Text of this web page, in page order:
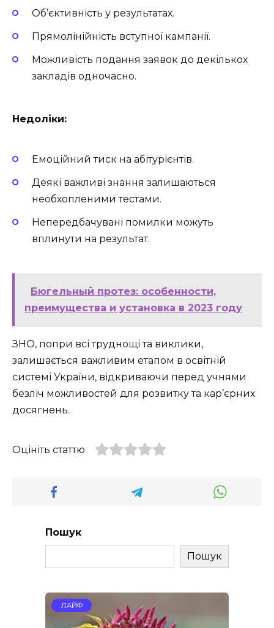
Об’єктивність у результатах.
Прямолінійність вступної кампанії.
Можливість подання заявок до декількох
закладів одночасно.
Недоліки:
Емоційний тиск на абітурієнтів.
Деякі важливі знання залишаються
необхопленими тестами.
Непередбачувані помилки можуть
вплинути на результат.
Бюгельный протез: особенности,
преимущества и установка в 2023 году
ЗНО, попри всі труднощі та виклики,
залишається важливим етапом в освітній
системі України, відкриваючи перед учнями
безліч можливостей для розвитку та кар’єрних
досягнень.
Оцініть статтю
Пошук
Пошук
ЛАЙФ